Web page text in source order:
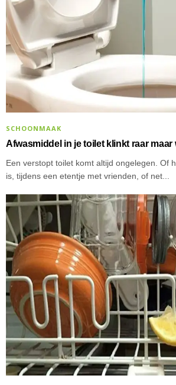
SCHOONMAAK
Afwasmiddel in je toilet klinkt raar maar
Een verstopt toilet komt altijd ongelegen. Of
is, tijdens een etentje met vrienden, of net...